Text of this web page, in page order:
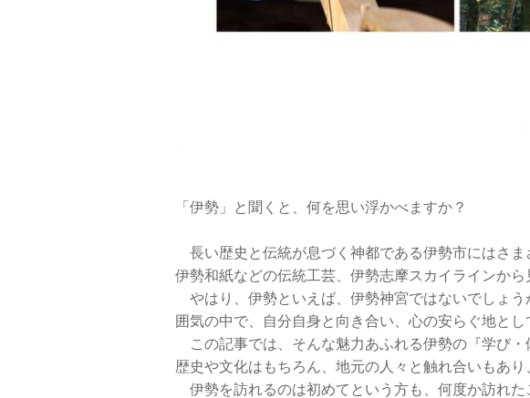
「伊勢」と聞くと、何を思い浮かべますか？
長い歴史と伝統が息づく神都である伊勢市にはさ
伊勢和紙などの伝統工芸、伊勢志摩スカイラインか
やはり、伊勢といえば、伊勢神宮ではないでしょ
囲気の中で、自分自身と向き合い、心の安らぐ地と
この記事では、そんな魅力あふれる伊勢の『学び
歴史や文化はもちろん、地元の人々と触れ合いもあ
伊勢を訪れるのは初めてという方も、何度か訪れ